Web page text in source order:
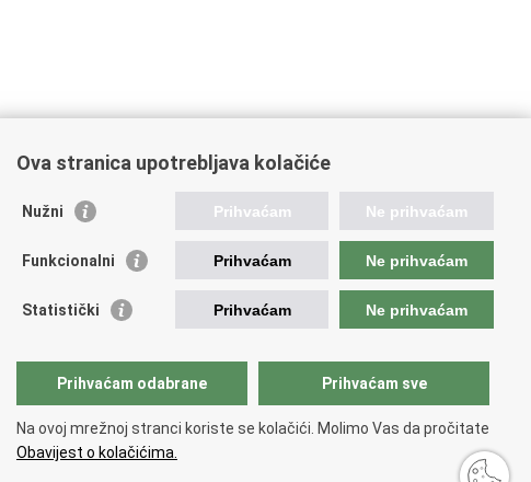
Poveznice pravosudnog sustava
Portal sudova
Državno odvjetništvo
Ured za suzbijanje korupcije i organiziranog kriminaliteta
Državnoodvjetničko vijeće
Hrvatska odvjetnička komora
Hrvatska javnobilježnička komora
Ova stranica upotrebljava kolačiće
Nužni Prihvaćam Ne prihvaćam
Funkcionalni Prihvaćam Ne prihvaćam
Statistički Prihvaćam Ne prihvaćam
Prihvaćam odabrane Prihvaćam sve
Na ovoj mrežnoj stranci koriste se kolačići. Molimo Vas da pročitate
Obavijest o kolačićima.